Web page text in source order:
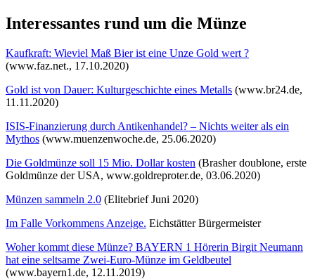
Interessantes rund um die Münze
Kaufkraft: Wieviel Maß Bier ist eine Unze Gold wert ?
(www.faz.net., 17.10.2020)
Gold ist von Dauer: Kulturgeschichte eines Metalls (www.br24.de,
11.11.2020)
ISIS-Finanzierung durch Antikenhandel? – Nichts weiter als ein
Mythos (www.muenzenwoche.de, 25.06.2020)
Die Goldmünze soll 15 Mio. Dollar kosten (Brasher doublone, erste
Goldmünze der USA, www.goldreproter.de, 03.06.2020)
Münzen sammeln 2.0 (Elitebrief Juni 2020)
Im Falle Vorkommens Anzeige. Eichstätter Bürgermeister
Woher kommt diese Münze? BAYERN 1 Hörerin Birgit Neumann
hat eine seltsame Zwei-Euro-Münze im Geldbeutel
(www.bayern1.de, 12.11.2019)